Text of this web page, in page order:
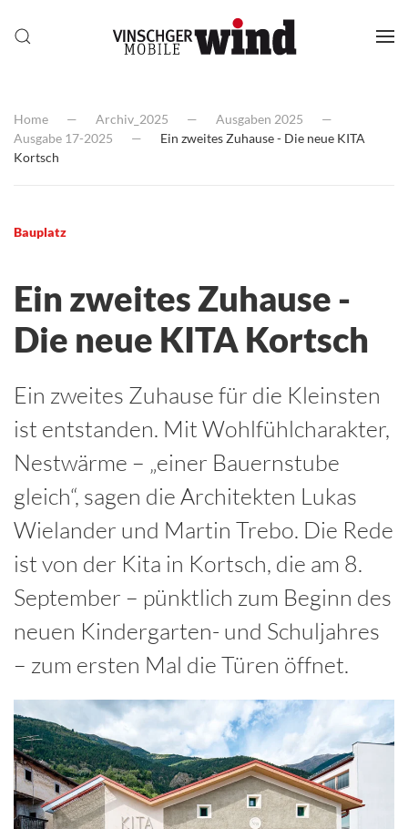
Home Archiv_2025
Ausgaben 2025
Ausgabe 17-2025
Ein zweites Zuhause - Die neue KITA
Kortsch
Bauplatz
Ein zweites Zuhause -
Die neue KITA Kortsch
Ein zweites Zuhause für die Kleinsten
ist entstanden. Mit Wohlfühlcharakter,
Nestwärme – „einer Bauernstube
gleich“, sagen die Architekten Lukas
Wielander und Martin Trebo. Die Rede
ist von der Kita in Kortsch, die am 8.
September – pünktlich zum Beginn des
neuen Kindergarten- und Schuljahres
– zum ersten Mal die Türen öffnet.